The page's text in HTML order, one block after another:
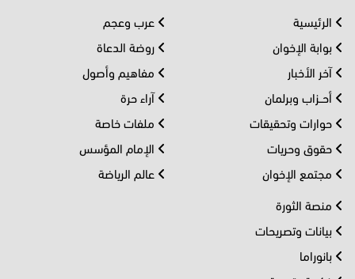
الرئيسية
بوابة الإخوان
آخر الأخبار
أحــزاب وبرلمان
حوارات وتحقيقات
حقوق وحريات
مجتمع الإخوان
عرب وعجم
روضة الدعاة
مفاهيم وأصول
آراء حرة
ملفات خاصة
الإمام المؤسس
عالم الرياضة
منصة الثورة
بيانات وتصريحات
بانوراما